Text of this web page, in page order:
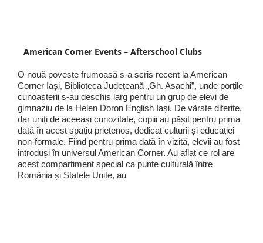
American Corner Events – Afterschool Clubs
O nouă poveste frumoasă s-a scris recent la American
Corner Iași, Biblioteca Județeană „Gh. Asachi”, unde porțile
cunoașterii s-au deschis larg pentru un grup de elevi de
gimnaziu de la Helen Doron English Iași. De vârste diferite,
dar uniți de aceeași curiozitate, copiii au pășit pentru prima
dată în acest spațiu prietenos, dedicat culturii și educației
non-formale. Fiind pentru prima dată în vizită, elevii au fost
introduși în universul American Corner. Au aflat ce rol are
acest compartiment special ca punte culturală între
România și Statele Unite, au